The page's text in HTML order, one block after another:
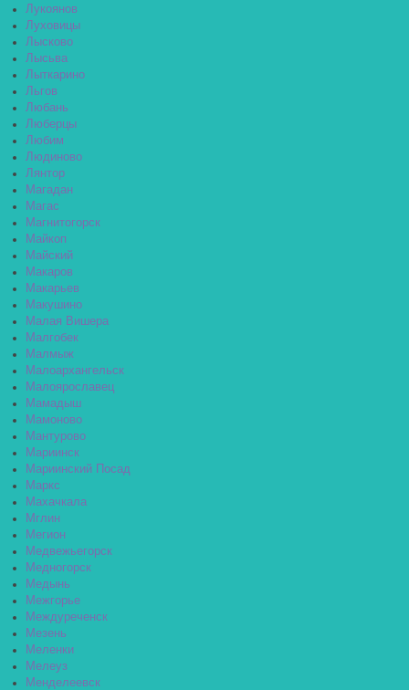
Лукоянов
Луховицы
Лысково
Лысьва
Лыткарино
Льгов
Любань
Люберцы
Любим
Людиново
Лянтор
Магадан
Магас
Магнитогорск
Майкоп
Майский
Макаров
Макарьев
Макушино
Малая Вишера
Малгобек
Малмыж
Малоархангельск
Малоярославец
Мамадыш
Мамоново
Мантурово
Мариинск
Мариинский Посад
Маркс
Махачкала
Мглин
Мегион
Медвежьегорск
Медногорск
Медынь
Межгорье
Междуреченск
Мезень
Меленки
Мелеуз
Менделеевск